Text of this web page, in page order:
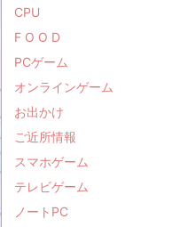
CPU
F O O D
PCゲーム
オンラインゲーム
お出かけ
ご近所情報
スマホゲーム
テレビゲーム
ノートPC